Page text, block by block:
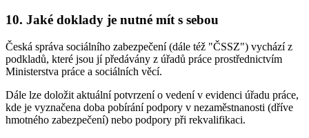
10. Jaké doklady je nutné mít s sebou
Česká správa sociálního zabezpečení (dále též "ČSSZ") vychází z
podkladů, které jsou jí předávány z úřadů práce prostřednictvím
Ministerstva práce a sociálních věcí.
Dále lze doložit aktuální potvrzení o vedení v evidenci úřadu práce,
kde je vyznačena doba pobírání podpory v nezaměstnanosti (dříve
hmotného zabezpečení) nebo podpory při rekvalifikaci.